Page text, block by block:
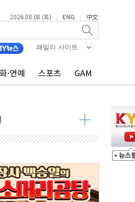
2026.08.08 (토) | ENG | 中文
패밀리 사이트
·연예 스포츠 GAM
강한 비 어어져
사망
' 22개 과제 손본다
실종
채 발견
서 신경전 고조